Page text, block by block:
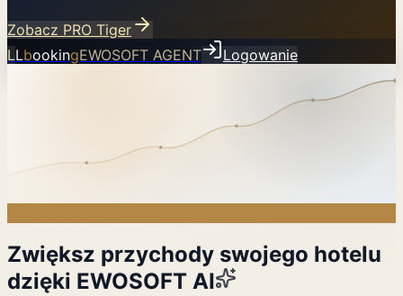
Zobacz PRO Tiger
LLbookingEWOSOFT AGENT Logowanie
Zwiększ przychody swojego hotelu
dzięki EWOSOFT AI